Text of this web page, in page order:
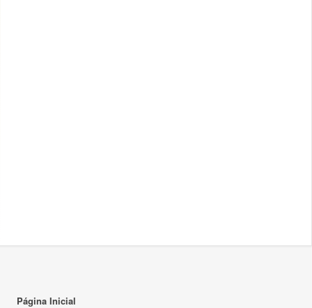
Página Inicial